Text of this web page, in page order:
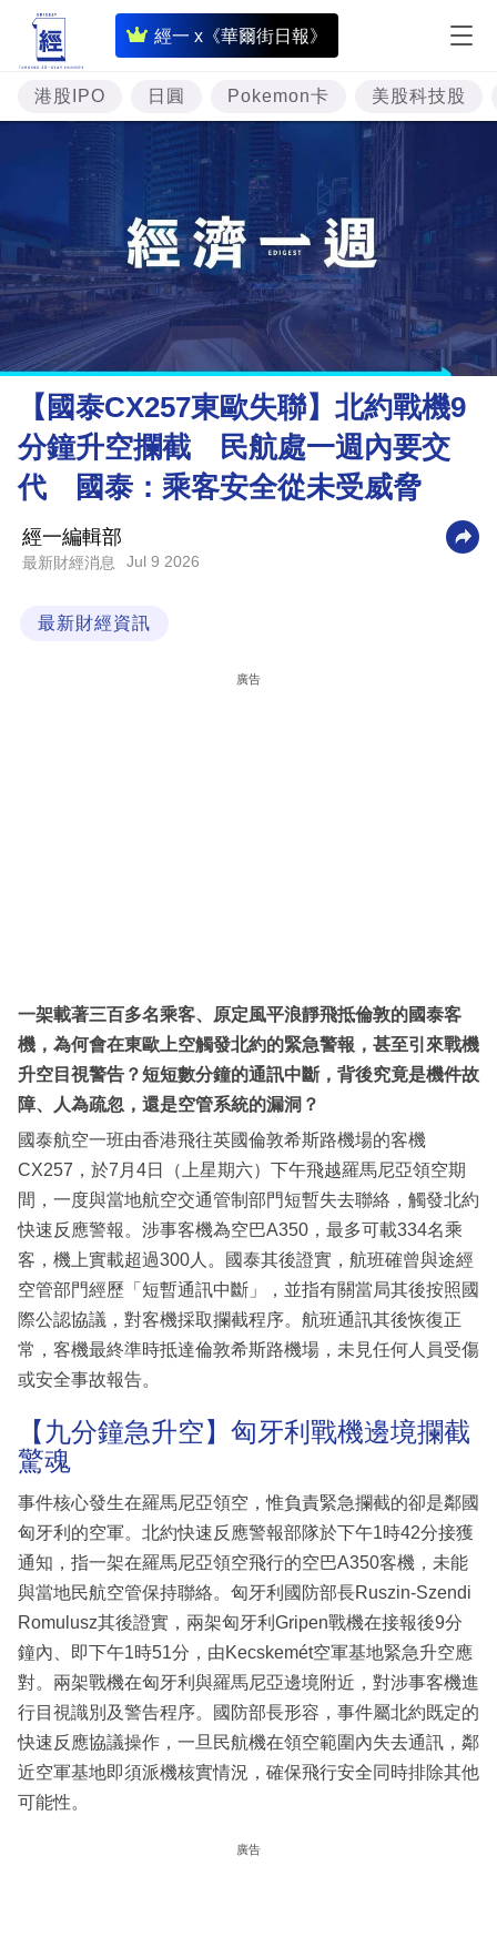
經一 x《華爾街日報》
即
時
財
經
專
題
投
資
樓
市
理
財
商
業
技
場
港股IPO 日圓 Pokemon卡 美股科技股
【國泰CX257東歐失聯】北約戰機9
分鐘升空攔截 民航處一週內要交
代 國泰：乘客安全從未受威脅
經一編輯部
最新財經消息 Jul 9 2026
最新財經資訊
廣告
一架載著三百多名乘客、原定風平浪靜飛抵倫敦的國泰客
機，為何會在東歐上空觸發北約的緊急警報，甚至引來戰機
升空目視警告？短短數分鐘的通訊中斷，背後究竟是機件故
障、人為疏忽，還是空管系統的漏洞？
國泰航空一班由香港飛往英國倫敦希斯路機場的客機
CX257，於7月4日（上星期六）下午飛越羅馬尼亞領空期
間，一度與當地航空交通管制部門短暫失去聯絡，觸發北約
快速反應警報。涉事客機為空巴A350，最多可載334名乘
客，機上實載超過300人。國泰其後證實，航班確曾與途經
空管部門經歷「短暫通訊中斷」，並指有關當局其後按照國
際公認協議，對客機採取攔截程序。航班通訊其後恢復正
常，客機最終準時抵達倫敦希斯路機場，未見任何人員受傷
或安全事故報告。
【九分鐘急升空】匈牙利戰機邊境攔截
驚魂
事件核心發生在羅馬尼亞領空，惟負責緊急攔截的卻是鄰國
匈牙利的空軍。北約快速反應警報部隊於下午1時42分接獲
通知，指一架在羅馬尼亞領空飛行的空巴A350客機，未能
與當地民航空管保持聯絡。匈牙利國防部長Ruszin-Szendi
Romulusz其後證實，兩架匈牙利Gripen戰機在接報後9分
鐘內、即下午1時51分，由Kecskemét空軍基地緊急升空應
對。兩架戰機在匈牙利與羅馬尼亞邊境附近，對涉事客機進
行目視識別及警告程序。國防部長形容，事件屬北約既定的
快速反應協議操作，一旦民航機在領空範圍內失去通訊，鄰
近空軍基地即須派機核實情況，確保飛行安全同時排除其他
可能性。
廣告